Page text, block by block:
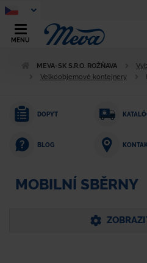
MENU
MEVA-SK S.R.O. ROŽŇAVA
Velkoobjemové kontejnery
DOPYT
BLOG
MOBILNÍ SBĚRNY